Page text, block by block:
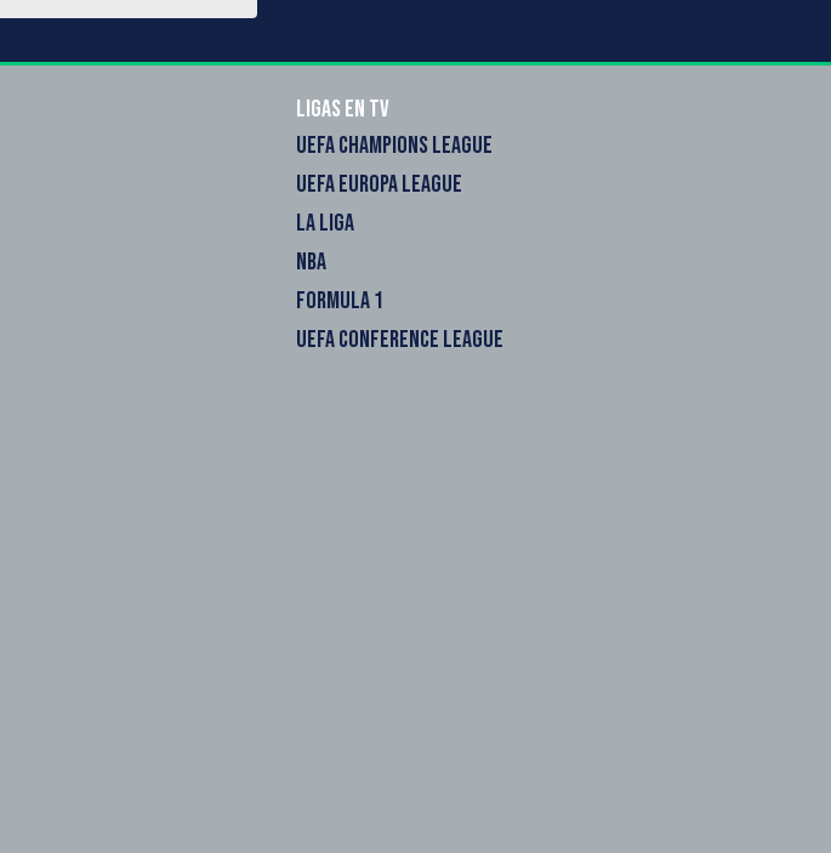
Ligas en TV
UEFA CHAMPIONS LEAGUE
UEFA EUROPA LEAGUE
LA LIGA
NBA
FORMULA 1
UEFA CONFERENCE LEAGUE